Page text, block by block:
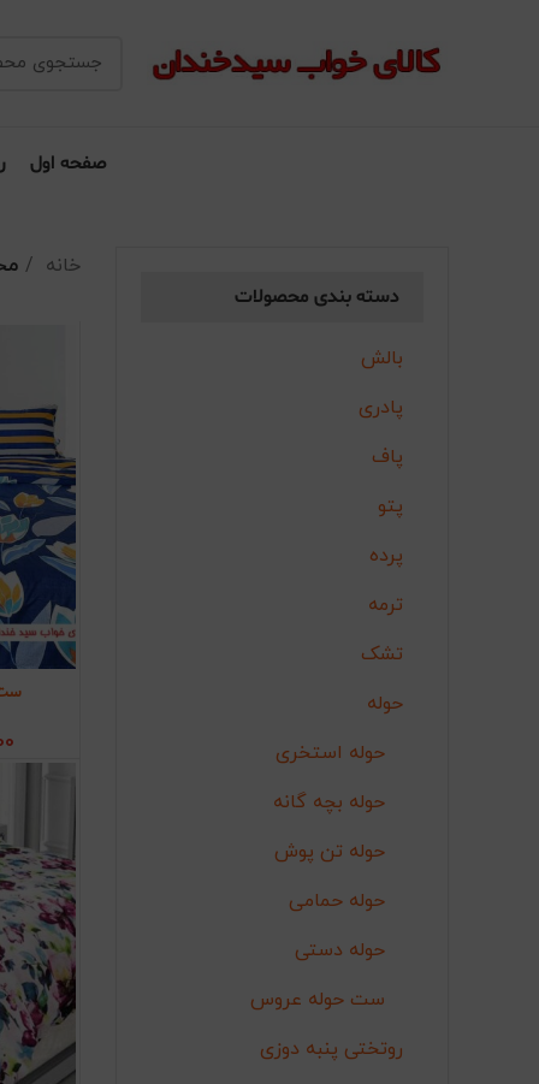
صفحه اول
دسته بندی محصولات
بالش
پادری
پاف
پتو
پرده
ترمه
تشک
حوله
حوله استخری
حوله بچه گانه
حوله تن پوش
حوله حمامی
حوله دستی
ست حوله عروس
روتختی پنبه دوزی
خانه
ست